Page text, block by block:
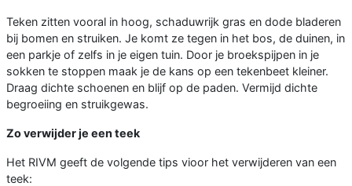
Teken zitten vooral in hoog, schaduwrijk gras en dode bladeren
bij bomen en struiken. Je komt ze tegen in het bos, de duinen, in
een parkje of zelfs in je eigen tuin. Door je broekspijpen in je
sokken te stoppen maak je de kans op een tekenbeet kleiner.
Draag dichte schoenen en blijf op de paden. Vermijd dichte
begroeiing en struikgewas.
Zo verwijder je een teek
Het RIVM geeft de volgende tips vioor het verwijderen van een
teek: